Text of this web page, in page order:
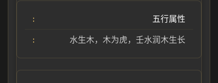
五行属性
水生木，木为虎，壬水润木生长